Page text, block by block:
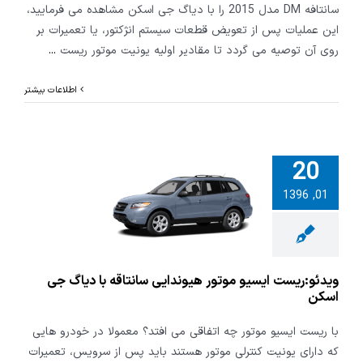
سانتافه DM مدل 2015 را با دیاگ جی اسکن مشاهده می فرمایید،
این عملیات پس از تعویض قطعات سیستم انژکتور، یا تعمیرات بر
روی آن توصیه می گردد تا مقادیر اولیه یونیت موتور ریست ...
اطلاعات بیشتر
20
01, 1396
ایسیو
هیوندایی
با دیاگ جی
ویدئو:ریست ایسیو موتور هیوندایی سانتاقه با دیاگ جی
اسکن
با ریست ایسیو موتور چه اتفاقی می افتد؟ معمولا در خودرو هایی
که دارای یونیت کنترلی موتور هستند باید پس از سرویس، تعمیرات